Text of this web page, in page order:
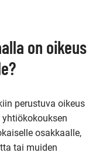
on oikeus
perustuva oikeus
osakkaalle,
tai muiden